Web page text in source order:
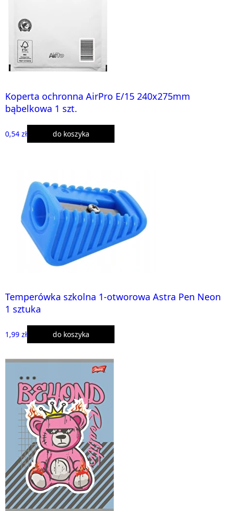
Koperta ochronna AirPro E/15 240x275mm
bąbelkowa 1 szt.
0,54 zł do koszyka
Temperówka szkolna 1-otworowa Astra Pen Neon
1 sztuka
1,99 zł do koszyka